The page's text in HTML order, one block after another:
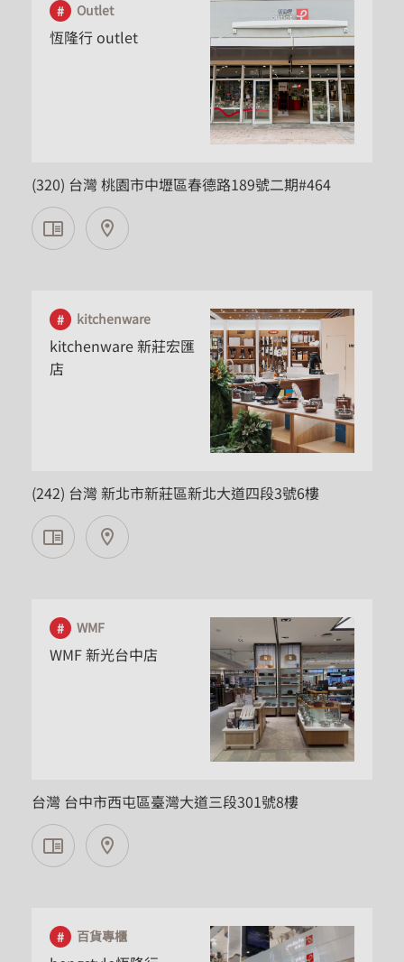
Outlet
恆隆行 outlet
(320) 台灣 桃園市中壢區春德路189號二期#464
kitchenware
kitchenware 新莊宏匯
店
(242) 台灣 新北市新莊區新北大道四段3號6樓
WMF
WMF 新光台中店
台灣 台中市西屯區臺灣大道三段301號8樓
百貨專櫃